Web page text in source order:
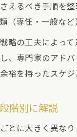
えるべき手順を
（専任・一般な
略の工夫によっ
、専門家のアド
裕を持ったスケ
階別に解説
とに大きく異な